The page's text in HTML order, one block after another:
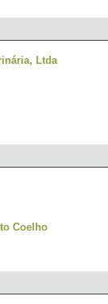
Ltda
Coelho